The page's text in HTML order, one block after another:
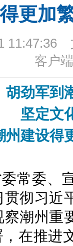
更加
11:47:36
客户端
胡劲军到
坚定文
州建设得
常委、
彻习近
潮州重
，在推